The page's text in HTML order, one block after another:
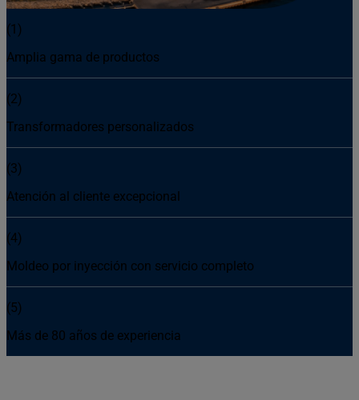
(1)
Amplia gama de productos
(2)
Transformadores personalizados
(3)
Atención al cliente excepcional
(4)
Moldeo por inyección con servicio completo
(5)
Más de 80 años de experiencia